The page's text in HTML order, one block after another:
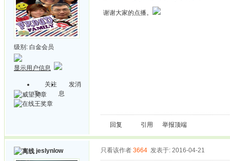
级别: 白金会员
显示用户信息
关注
Ta
发消
息
谢谢大家的点播。
回复 引用 举报顶端
jeslynlow 只看该作者 3664 发表于: 2016-04-21